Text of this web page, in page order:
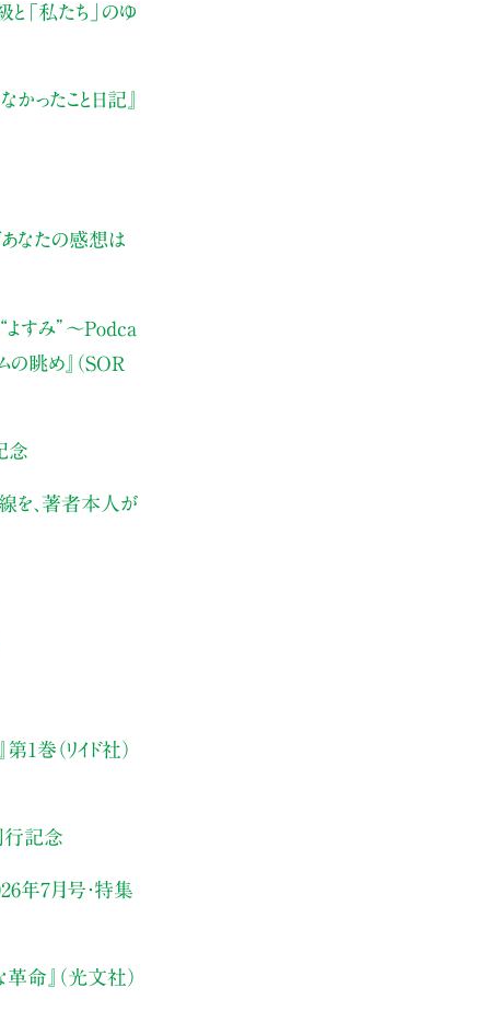
と「私たち」のゆ
ったこと日記』
あなたの感想は
すみ” 〜Podca
の眺め』（SOR
念
を、著者本人が
1巻（リイド社）
行記念
年7月号・特集
革命』（光文社）